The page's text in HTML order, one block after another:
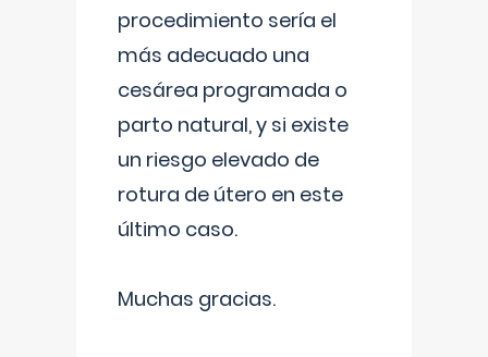
procedimiento sería el
más adecuado una
cesárea programada o
parto natural, y si existe
un riesgo elevado de
rotura de útero en este
último caso.
Muchas gracias.